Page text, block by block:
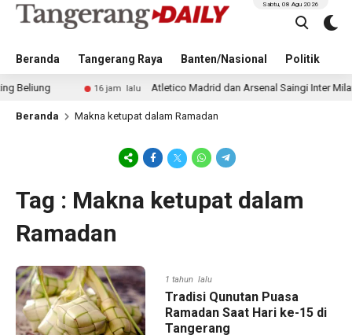
Beranda Tangerang Raya Banten/Nasional Politik
Sabtu, 08 Agu 2026
16 jam lalu Atletico Madrid dan Arsenal Saingi Inter Milan
Beranda Makna ketupat dalam Ramadan
Tag : Makna ketupat dalam
Ramadan
1 tahun lalu
Tradisi Qunutan Puasa
Ramadan Saat Hari ke-15 di
Tangerang